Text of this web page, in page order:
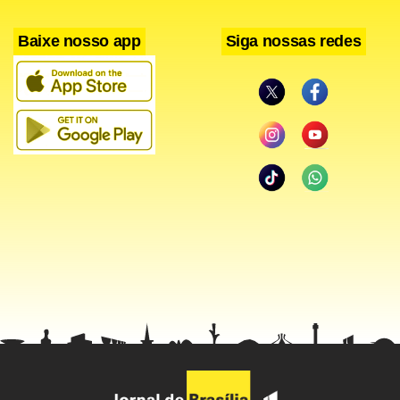
importadoras somam 19,2% dos automóveis da frota das
locadoras no País. O segmento segue como o maior cliente
das montadoras, segundo a Abla. Houve aumento da
Baixe nosso app Siga nossas redes